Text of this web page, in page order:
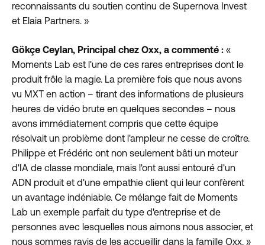
reconnaissants du soutien continu de Supernova Invest
et Elaia Partners. »
Gökçe Ceylan, Principal chez Oxx, a commenté : «
Moments Lab est l'une de ces rares entreprises dont le
produit frôle la magie. La première fois que nous avons
vu MXT en action – tirant des informations de plusieurs
heures de vidéo brute en quelques secondes – nous
avons immédiatement compris que cette équipe
résolvait un problème dont l'ampleur ne cesse de croître.
Philippe et Frédéric ont non seulement bâti un moteur
d'IA de classe mondiale, mais l'ont aussi entouré d'un
ADN produit et d'une empathie client qui leur confèrent
un avantage indéniable. Ce mélange fait de Moments
Lab un exemple parfait du type d'entreprise et de
personnes avec lesquelles nous aimons nous associer, et
nous sommes ravis de les accueillir dans la famille Oxx. »